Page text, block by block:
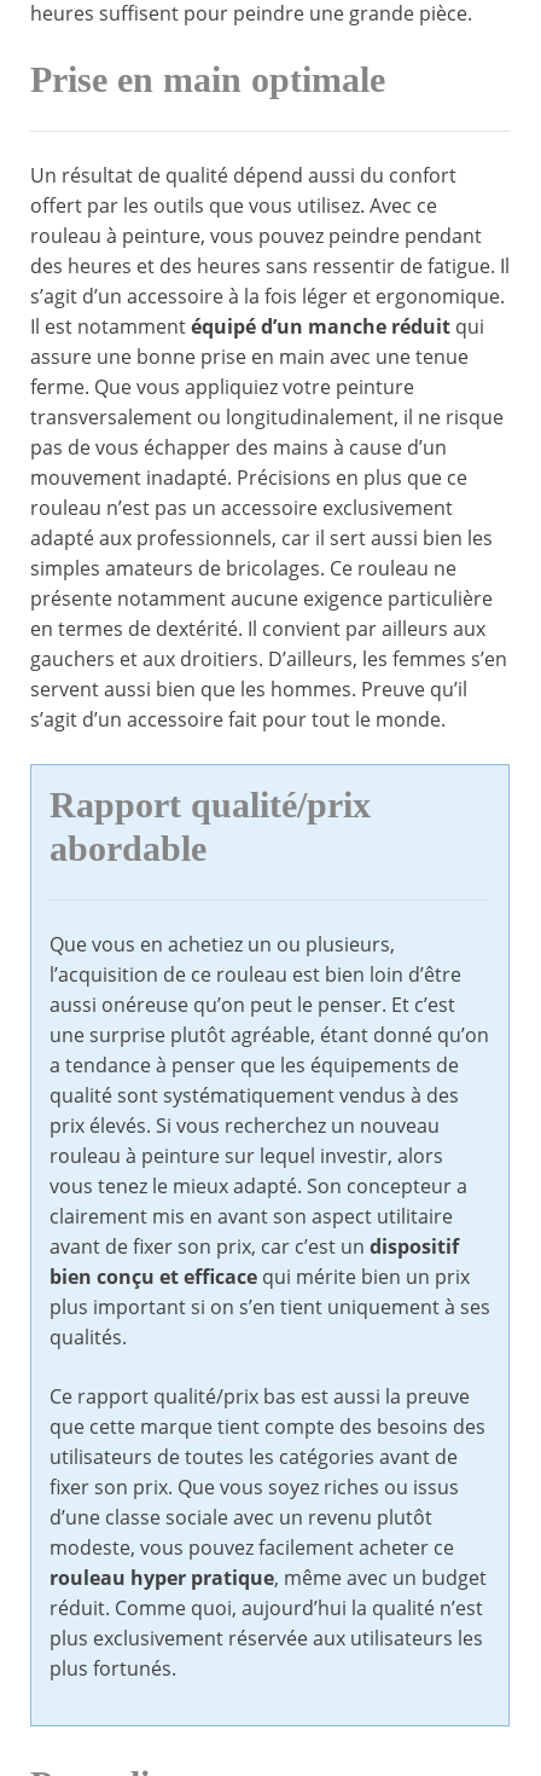
heures suffisent pour peindre une grande pièce.
Prise en main optimale
Un résultat de qualité dépend aussi du confort
offert par les outils que vous utilisez. Avec ce
rouleau à peinture, vous pouvez peindre pendant
des heures et des heures sans ressentir de fatigue. Il
s’agit d’un accessoire à la fois léger et ergonomique.
Il est notammentéquipé d’un manche réduit qui
assure une bonne prise en main avec une tenue
ferme. Que vous appliquiez votre peinture
transversalement ou longitudinalement, il ne risque
pas de vous échapper des mains à cause d’un
mouvement inadapté. Précisions en plus que ce
rouleau n’est pas un accessoire exclusivement
adapté aux professionnels, car il sert aussi bien les
simples amateurs de bricolages. Ce rouleau ne
présente notamment aucune exigence particulière
en termes de dextérité. Il convient par ailleurs aux
gauchers et aux droitiers. D’ailleurs, les femmes s’en
servent aussi bien que les hommes. Preuve qu’il
s’agit d’un accessoire fait pour tout le monde.
Rapport qualité/prix
abordable
Que vous en achetiez un ou plusieurs,
l’acquisition de ce rouleau est bien loin d’être
aussi onéreuse qu’on peut le penser. Et c’est
une surprise plutôt agréable, étant donné qu’on
a tendance à penser que les équipements de
qualité sont systématiquement vendus à des
prix élevés. Si vous recherchez un nouveau
rouleau à peinture sur lequel investir, alors
vous tenez le mieux adapté. Son concepteur a
clairement mis en avant son aspect utilitaire
avant de fixer son prix, car c’est un dispositif
bien conçu et efficace qui mérite bien un prix
plus important si on s’en tient uniquement à ses
qualités.
Ce rapport qualité/prix bas est aussi la preuve
que cette marque tient compte des besoins des
utilisateurs de toutes les catégories avant de
fixer son prix. Que vous soyez riches ou issus
d’une classe sociale avec un revenu plutôt
modeste, vous pouvez facilement acheter ce
rouleau hyper pratique, même avec un budget
réduit. Comme quoi, aujourd’hui la qualité n’est
plus exclusivement réservée aux utilisateurs les
plus fortunés.